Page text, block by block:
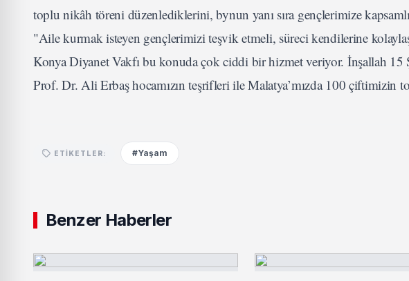
toplu nikâh töreni düzenlediklerini, bynun yanı sıra gençlerimize
"Aile kurmak isteyen gençlerimizi teşvik etmeli, süreci kendilerine
Konya Diyanet Vakfı bu konuda çok ciddi bir hizmet veriyor. İnşallah 15
Prof. Dr. Ali Erbaş hocamızın teşrifleri ile Malatya’mızda 100 çiftimizin
ETIKETLER: #Yaşam
Benzer Haberler